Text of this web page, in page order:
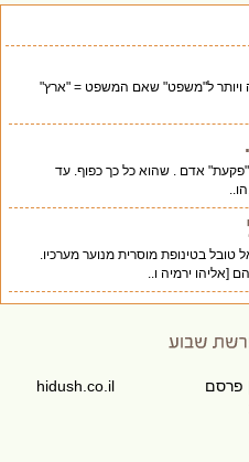
ל"משפט" שאם המשפט = "ארץ"
אדם . שהוא כל כך כפוף. עד
בטינופת מוסרית מנוער מערכיו.
ירמיה ו..
hidush.co.il